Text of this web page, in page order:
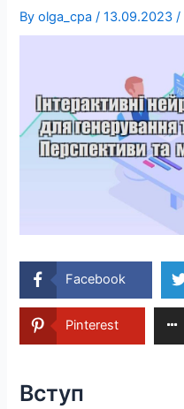
Byolga_cpa/13.09.2023/
Facebook
Pinterest
Вступ